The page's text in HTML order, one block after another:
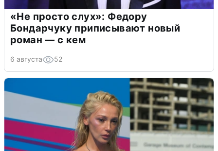
«Не просто слух»: Федору
Бондарчуку приписывают новый
роман — с кем
6 августа 52